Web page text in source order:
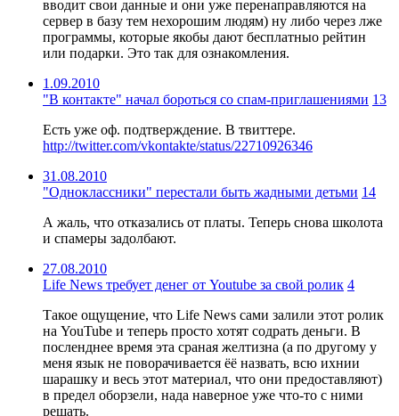
вводит свои данные и они уже перенаправляются на
сервер в базу тем нехорошим людям) ну либо через лже
программы, которые якобы дают бесплатныо рейтин
или подарки. Это так для ознакомления.
1.09.2010
"В контакте" начал бороться со спам-приглашениями 13
Есть уже оф. подтверждение. В твиттере.
http://twitter.com/vkontakte/status/22710926346
31.08.2010
"Одноклассники" перестали быть жадными детьми 14
А жаль, что отказались от платы. Теперь снова школота
и спамеры задолбают.
27.08.2010
Life News требует денег от Youtube за свой ролик 4
Такое ощущение, что Life News сами залили этот ролик
на YouTube и теперь просто хотят содрать деньги. В
посленднее время эта сраная желтизна (а по другому у
меня язык не поворачивается ёё назвать, всю ихнии
шарашку и весь этот материал, что они предоставляют)
в предел оборзели, нада наверное уже что-то с ними
решать.